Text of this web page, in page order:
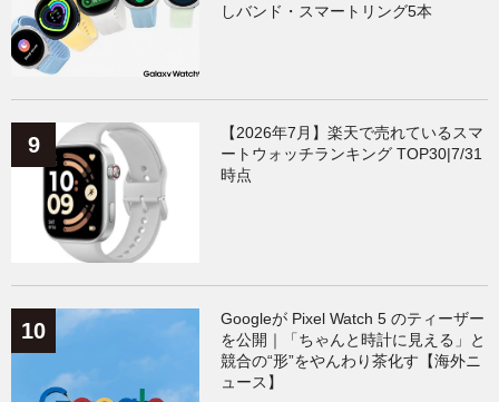
しバンド・スマートリング5本
【2026年7月】楽天で売れているスマ
ートウォッチランキング TOP30|7/31
時点
Googleが Pixel Watch 5 のティーザー
を公開｜「ちゃんと時計に見える」と
競合の“形”をやんわり茶化す【海外ニ
ュース】